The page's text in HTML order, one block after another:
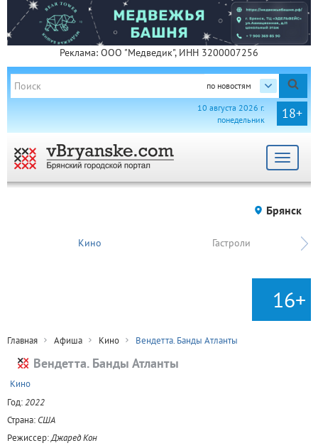
Реклама: ООО "Медведик", ИНН 3200007256
по новостям
18+
10 августа 2026 г.
понедельник
Toggle
Брянск
Кино Гастроли
16+
Главная Афиша Кино Вендетта. Банды Атланты
Вендетта. Банды Атланты
Кино
Год:2022
Страна: США
Режиссер:Джаред Кон